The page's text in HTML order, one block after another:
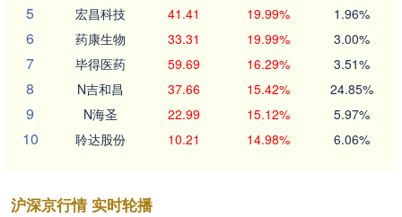
5 宏昌科技 41.41 19.99% 1.96%
6 药康生物 33.31 19.99% 3.00%
7 毕得医药 59.69 16.29% 3.51%
8 N吉和昌 37.66 15.42% 24.85%
9 N海圣 22.99 15.12% 5.97%
10 聆达股份 10.21 14.98% 6.06%
沪深京行情 实时轮播